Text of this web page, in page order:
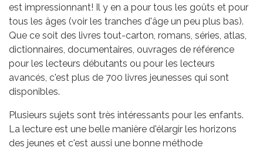
est impressionnant! Il y en a pour tous les goûts et pour
tous les âges (voir les tranches d'âge un peu plus bas).
Que ce soit des livres tout-carton, romans, séries, atlas,
dictionnaires, documentaires, ouvrages de référence
pour les lecteurs débutants ou pour les lecteurs
avancés, c'est plus de 700 livres jeunesses qui sont
disponibles.
Plusieurs sujets sont très intéressants pour les enfants.
La lecture est une belle manière d'élargir les horizons
des jeunes et c'est aussi une bonne méthode